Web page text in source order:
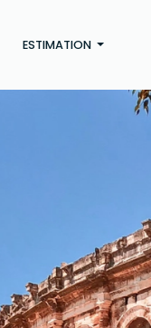
ESTIMATION